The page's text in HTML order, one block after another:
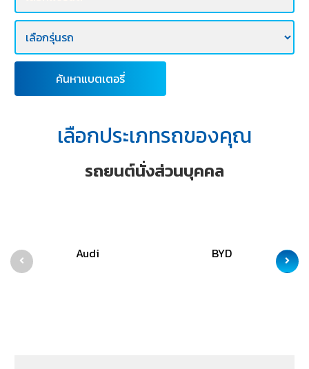
E-
BUSINESS
ค้นหาแบตเตอรี่
เลือกประเภทรถของคุณ
รถยนต์นั่งส่วนบุคคล
Audi BYD